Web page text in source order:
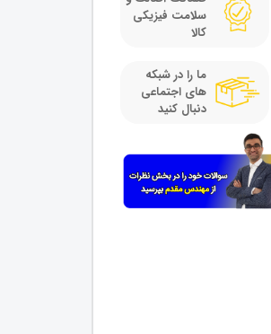
سلامت فیزیکی
کالا
ما را در شبکه
های اجتماعی
دنبال کنید